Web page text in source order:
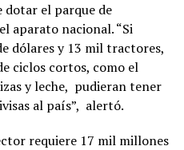
dotar el parque de
aparato nacional. “Si
dólares y 13 mil tractores,
ciclos cortos, como el
y leche, pudieran tener
al país”, alertó.
requiere 17 mil millones